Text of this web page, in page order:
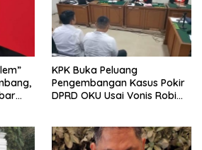
KPK Buka Peluang
Pengembangan Kasus Pokir
DPRD OKU Usai Vonis Robi